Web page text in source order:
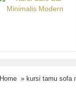
Home » kursi tamu sofa